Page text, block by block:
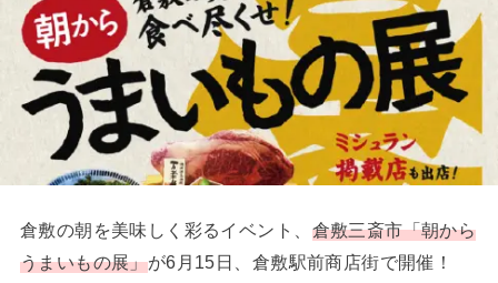
倉敷の朝を美味しく彩るイベント、 倉敷三斎市「朝から
うまいもの展」が6月15日、倉敷駅前商店街で開催！